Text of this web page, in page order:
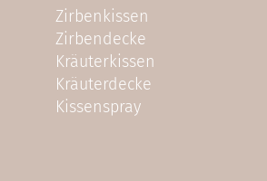
Zirbenkissen
Zirbendecke
Kräuterkissen
Kräuterdecke
Kissenspray